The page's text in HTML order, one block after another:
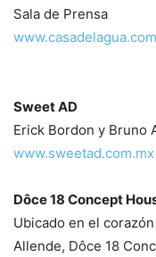
Sala de Prensa
Sweet AD
Erick Bordon y Bruno
www.sweetad.com.mx
Dôce 18 Concept
Ubicado en el
Allende, Dôce 18